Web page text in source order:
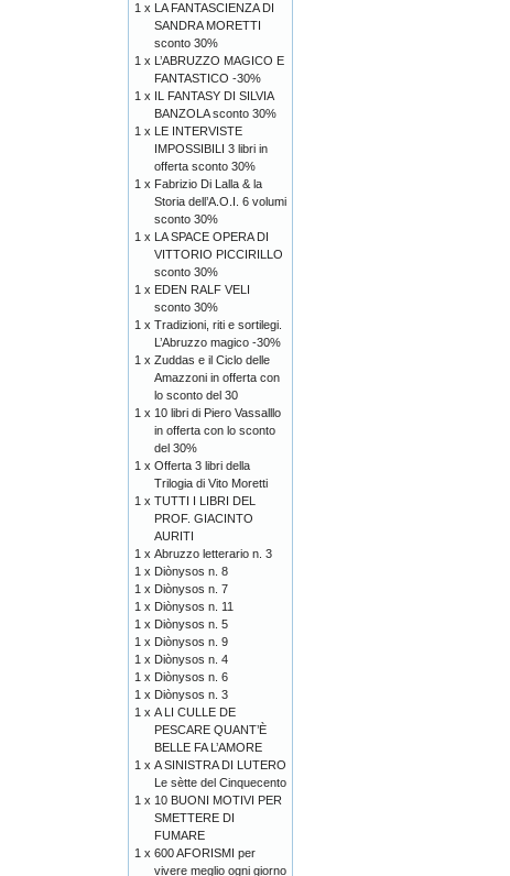
1 x LA FANTASCIENZA DI
SANDRA MORETTI
sconto 30%
1 x L’ABRUZZO MAGICO E
FANTASTICO -30%
1 x IL FANTASY DI SILVIA
BANZOLA sconto 30%
1 x LE INTERVISTE
IMPOSSIBILI 3 libri in
offerta sconto 30%
1 x Fabrizio Di Lalla & la
Storia dell’A.O.I. 6 volumi
sconto 30%
1 x LA SPACE OPERA DI
VITTORIO PICCIRILLO
sconto 30%
1 x EDEN RALF VELI
sconto 30%
1 x Tradizioni, riti e sortilegi.
L’Abruzzo magico -30%
1 x Zuddas e il Ciclo delle
Amazzoni in offerta con
lo sconto del 30
1 x 10 libri di Piero Vassalllo
in offerta con lo sconto
del 30%
1 x Offerta 3 libri della
Trilogia di Vito Moretti
1 x TUTTI I LIBRI DEL
PROF. GIACINTO
AURITI
1 x Abruzzo letterario n. 3
1 x Diònysos n. 8
1 x Diònysos n. 7
1 x Diònysos n. 11
1 x Diònysos n. 5
1 x Diònysos n. 9
1 x Diònysos n. 4
1 x Diònysos n. 6
1 x Diònysos n. 3
1 x A LI CULLE DE
PESCARE QUANT’È
BELLE FA L’AMORE
1 x A SINISTRA DI LUTERO
Le sètte del Cinquecento
1 x 10 BUONI MOTIVI PER
SMETTERE DI
FUMARE
1 x 600 AFORISMI per
vivere meglio ogni giorno